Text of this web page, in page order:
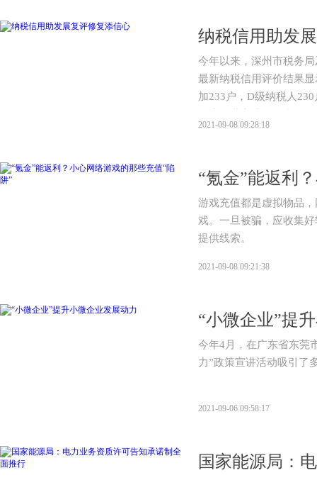
纳税信用助发
今年以来，深州市税务
最新纳税信用评价结果
加233户，D级纳税人
2021-09-08 09:28:18
“氪金”能返利
游戏充值都是虚拟物品
戏。一旦被骗，应收集
提供线索。
2021-09-08 09:21:38
“小微企业”提
今年4月，在广东省东莞
力”政策宣讲活动吸引了
2021-09-06 09:58:17